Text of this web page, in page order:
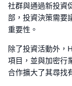
社群與通過新投資
部，投資決策需要
重要性。
除了投資活動外，
項目，並與加密行
合作擴大了其尋找